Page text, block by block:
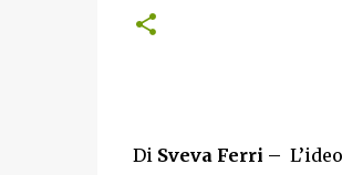
Di Sveva Ferri –